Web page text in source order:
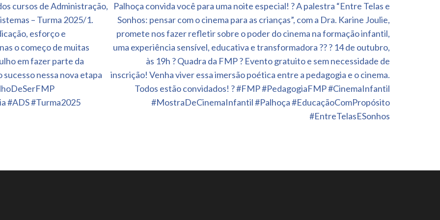
cursos de Administração,
– Turma 2025/1.
esforço e
o começo de muitas
em fazer parte da
nessa nova etapa
#ADS #Turma2025
Palhoça convida você para uma noite especial! ?A palestra “Entre Telas e
Sonhos: pensar com o cinema para as crianças”, com a Dra. Karine Joulie,
promete nos fazer refletir sobre o poder do cinema na formação infantil,
uma experiência sensível, educativa e transformadora ?? ? 14 de outubro,
às 19h ? Quadra da FMP ? Evento gratuito e sem necessidade de
inscrição! Venha viver essa imersão poética entre a pedagogia e o cinema.
Todos estão convidados! ? #FMP #PedagogiaFMP #CinemaInfantil
#MostraDeCinemaInfantil #Palhoça #EducaçãoComPropósito
#EntreTelasESonhos